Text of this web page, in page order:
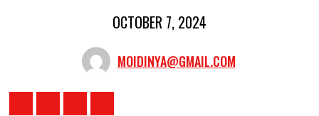
OCTOBER 7, 2024
MOIDINYA@GMAIL.COM